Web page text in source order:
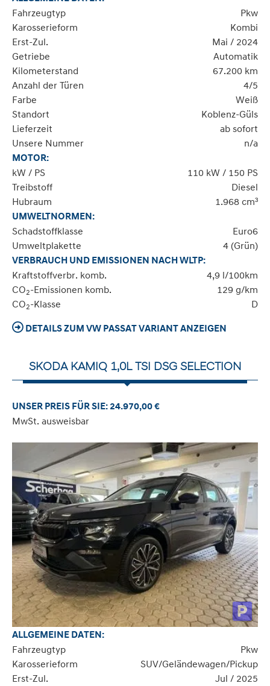
Fahrzeugtyp
Pkw
Karosserieform
Kombi
Erst-Zul.
Mai / 2024
Getriebe
Automatik
Kilometerstand
67.200 km
Anzahl der Türen
4/5
Farbe
Weiß
Standort
Koblenz-Güls
Lieferzeit
ab sofort
Unsere Nummer
n/a
MOTOR:
kW / PS
110 kW / 150 PS
Treibstoff
Diesel
Hubraum
1.968 cm³
UMWELTNORMEN:
Schadstoffklasse
Euro6
Umweltplakette
4 (Grün)
VERBRAUCH UND EMISSIONEN NACH WLTP:
Kraftstoffverbr. komb.
4,9 l/100km
CO2-Emissionen komb.
129 g/km
CO2-Klasse D
DETAILS ZUM VW PASSAT VARIANT ANZEIGEN
SKODA KAMIQ 1,0L TSI DSG SELECTION
UNSER PREIS FÜR SIE: 24.970,00 €
MwSt. ausweisbar
ALLGEMEINE DATEN:
Fahrzeugtyp
Pkw
Karosserieform
SUV/Geländewagen/Pickup
Erst-Zul.
Jul / 2025